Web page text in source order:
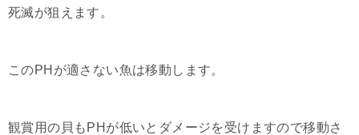
死滅が狙えます。
このPHが適さない魚は移動します。
観賞用の貝もPHが低いとダメージを受けますので移動さ